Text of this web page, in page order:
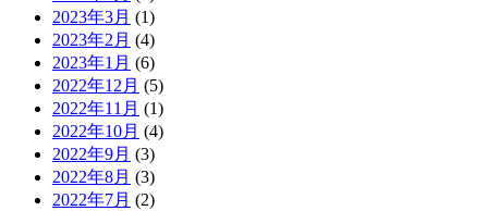
2023年3月 (1)
2023年2月 (4)
2023年1月 (6)
2022年12月 (5)
2022年11月 (1)
2022年10月 (4)
2022年9月 (3)
2022年8月 (3)
2022年7月 (2)